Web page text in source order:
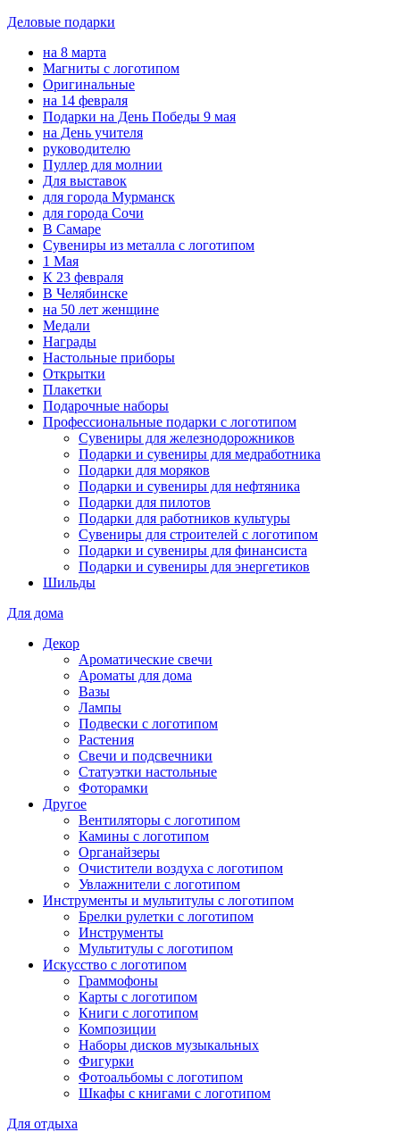
Деловые подарки
на 8 марта
Магниты с логотипом
Оригинальные
на 14 февраля
Подарки на День Победы 9 мая
на День учителя
руководителю
Пуллер для молнии
Для выставок
для города Мурманск
для города Сочи
В Самаре
Сувениры из металла с логотипом
1 Мая
К 23 февраля
В Челябинске
на 50 лет женщине
Медали
Награды
Настольные приборы
Открытки
Плакетки
Подарочные наборы
Профессиональные подарки с логотипом
Сувениры для железнодорожников
Подарки и сувениры для медработника
Подарки для моряков
Подарки и сувениры для нефтяника
Подарки для пилотов
Подарки для работников культуры
Сувениры для строителей с логотипом
Подарки и сувениры для финансиста
Подарки и сувениры для энергетиков
Шильды
Для дома
Декор
Ароматические свечи
Ароматы для дома
Вазы
Лампы
Подвески с логотипом
Растения
Свечи и подсвечники
Статуэтки настольные
Фоторамки
Другое
Вентиляторы с логотипом
Камины с логотипом
Органайзеры
Очистители воздуха с логотипом
Увлажнители с логотипом
Инструменты и мультитулы с логотипом
Брелки рулетки с логотипом
Инструменты
Мультитулы с логотипом
Искусство с логотипом
Граммофоны
Карты с логотипом
Книги с логотипом
Композиции
Наборы дисков музыкальных
Фигурки
Фотоальбомы с логотипом
Шкафы с книгами с логотипом
Для отдыха